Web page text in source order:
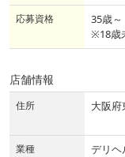
応募資格
35歳～
※18歳
店舗情報
住所 大阪
業種 デリヘ